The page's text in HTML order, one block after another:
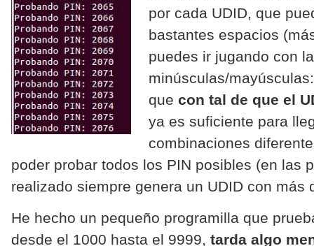
por cada UDID, que
bastantes espacios
puedes ir jugando con
minúsculas/
que con tal de que el
ya es suficiente para
combinaciones
poder probar todos los PIN posibles (en las
realizado siempre genera un UDID con más
He hecho un pequeño programilla que
desde el 1000 hasta el 9999, tarda algo